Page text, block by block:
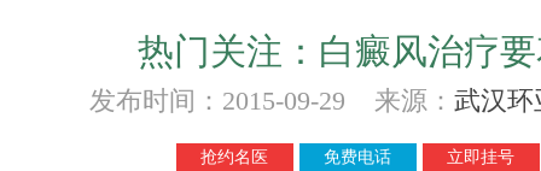
热门关注：白癜风治疗
发布时间：2015-09-29 来源： 武汉环
抢约名医 免费电话 立即挂号